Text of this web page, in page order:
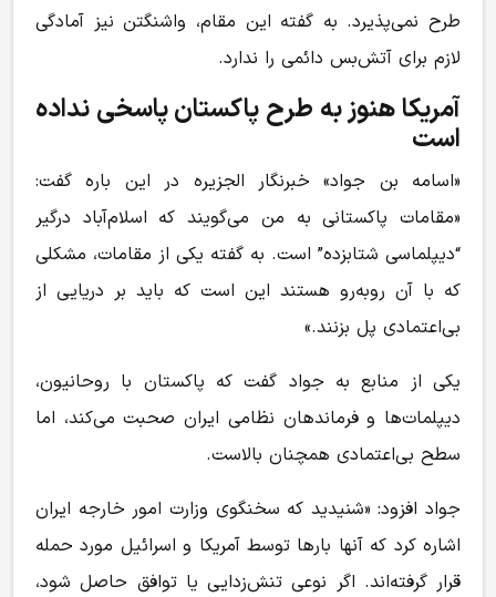
طرح نمی‌پذیرد. به گفته این مقام، واشنگتن نیز آمادگی
لازم برای آتش‌بس دائمی را ندارد.
آمریکا هنوز به طرح پاکستان پاسخی نداده
است
«اسامه بن جواد» خبرنگار الجزیره در این باره گفت:
«مقامات پاکستانی به من می‌گویند که اسلام‌آباد درگیر
“دیپلماسی شتابزده” است. به گفته یکی از مقامات، مشکلی
که با آن رو‌به‌رو هستند این است که باید بر دریایی از
بی‌اعتمادی پل بزنند.»
یکی از منابع به جواد گفت که پاکستان با روحانیون،
دیپلمات‌ها و فرماندهان نظامی ایران صحبت می‌کند، اما
سطح بی‌اعتمادی همچنان بالاست.
جواد افزود: «شنیدید که سخنگوی وزارت امور خارجه ایران
اشاره کرد که آنها بار‌ها توسط آمریکا و اسرائیل مورد حمله
قرار گرفته‌اند. اگر نوعی تنش‌زدایی یا توافق حاصل شود،